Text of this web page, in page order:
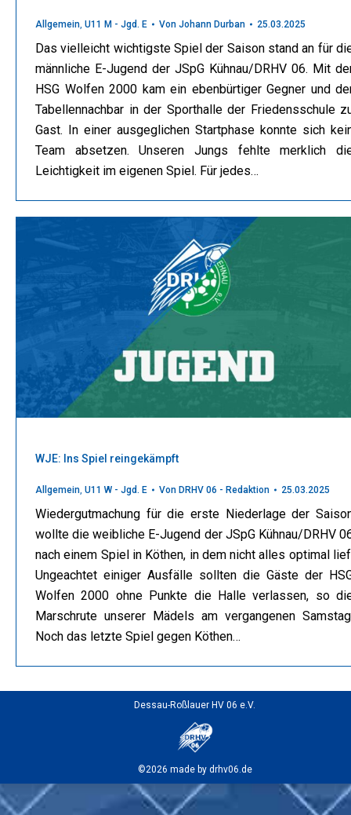
Allgemein, U11 M - Jgd. E Von Johann Durban 25.03.2025
Das vielleicht wichtigste Spiel der Saison stand an für
männliche E-Jugend der JSpG Kühnau/DRHV 06. Mit
HSG Wolfen 2000 kam ein ebenbürtiger Gegner und
Tabellennachbar in der Sporthalle der Friedensschule
Gast. In einer ausgeglichen Startphase konnte sich
Team absetzen. Unseren Jungs fehlte merklich
Leichtigkeit im eigenen Spiel. Für jedes…
WJE: Ins Spiel reingekämpft
Allgemein, U11 W - Jgd. E Von DRHV 06 - Redaktion 25.03.2025
Wiedergutmachung für die erste Niederlage der
wollte die weibliche E-Jugend der JSpG Kühnau/DRHV
nach einem Spiel in Köthen, in dem nicht alles optimal
Ungeachtet einiger Ausfälle sollten die Gäste der
Wolfen 2000 ohne Punkte die Halle verlassen, so
Marschrute unserer Mädels am vergangenen
Noch das letzte Spiel gegen Köthen…
Dessau-Roßlauer HV 06 e.V.
©2026 made by drhv06.de